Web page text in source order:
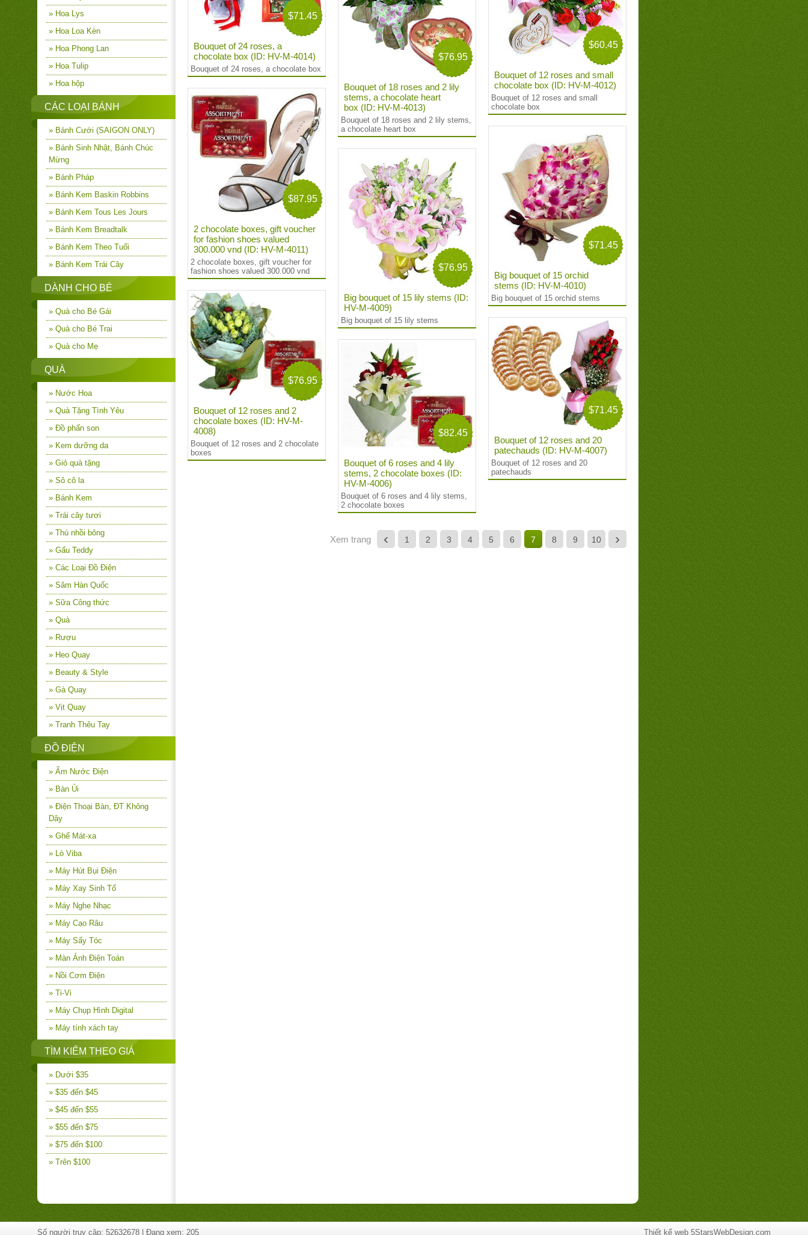
» Hoa Lys
» Hoa Loa Kèn
» Hoa Phong Lan
» Hoa Tulip
» Hoa hộp
CÁC LOẠI BÁNH
» Bánh Cưới (SAIGON ONLY)
» Bánh Sinh Nhật, Bánh Chúc
Mừng
» Bánh Pháp
» Bánh Kem Baskin Robbins
» Bánh Kem Tous Les Jours
» Bánh Kem Breadtalk
» Bánh Kem Theo Tuổi
» Bánh Kem Trái Cây
DÀNH CHO BÉ
» Quà cho Bé Gái
» Quà cho Bé Trai
» Quà cho Mẹ
QUÀ
» Nước Hoa
» Quà Tặng Tình Yêu
» Đồ phấn son
» Kem dưỡng da
» Giỏ quà tặng
» Sô cô la
» Bánh Kem
» Trái cây tươi
» Thú nhồi bông
» Gấu Teddy
» Các Loại Đồ Điện
» Sâm Hàn Quốc
» Sữa Công thức
» Quà
» Rượu
» Heo Quay
» Beauty & Style
» Gà Quay
» Vịt Quay
» Tranh Thêu Tay
ĐỒ ĐIỆN
» Ấm Nước Điện
» Bàn Ủi
» Điện Thoại Bàn, ĐT Không
Dây
» Ghế Mát-xa
» Lò Viba
» Máy Hút Bụi Điện
» Máy Xay Sinh Tố
» Máy Nghe Nhạc
» Máy Cạo Râu
» Máy Sấy Tóc
» Màn Ảnh Điện Toán
» Nồi Cơm Điện
» Ti-Vi
» Máy Chụp Hình Digital
» Máy tính xách tay
TÌM KIẾM THEO GIÁ
» Dưới $35
» $35 đến $45
» $45 đến $55
» $55 đến $75
» $75 đến $100
» Trên $100
$71.45
Bouquet of 24 roses, a
chocolate box (ID: HV-M-4014)
Bouquet of 24 roses, a chocolate box
$76.95
Bouquet of 18 roses and 2 lily
stems, a chocolate heart
box (ID: HV-M-4013)
Bouquet of 18 roses and 2 lily stems,
a chocolate heart box
$60.45
Bouquet of 12 roses and small
chocolate box (ID: HV-M-4012)
Bouquet of 12 roses and small
chocolate box
$87.95
2 chocolate boxes, gift voucher
for fashion shoes valued
300.000 vnd (ID: HV-M-4011)
2 chocolate boxes, gift voucher for
fashion shoes valued 300.000 vnd
$71.45
Big bouquet of 15 orchid
stems (ID: HV-M-4010)
Big bouquet of 15 orchid stems
$76.95
Big bouquet of 15 lily stems (ID:
HV-M-4009)
Big bouquet of 15 lily stems
$76.95
Bouquet of 12 roses and 2
chocolate boxes (ID: HV-M-
4008)
Bouquet of 12 roses and 2 chocolate
boxes
$71.45
Bouquet of 12 roses and 20
patechauds (ID: HV-M-4007)
Bouquet of 12 roses and 20
patechauds
$82.45
Bouquet of 6 roses and 4 lily
stems, 2 chocolate boxes (ID:
HV-M-4006)
Bouquet of 6 roses and 4 lily stems,
2 chocolate boxes
‹ 1 2 3 4 5 6 7 8 9 10 ›
Xem trang
Số người truy cập: 52632678 | Đang xem: 205 Thiết kế web 5StarsWebDesign.com